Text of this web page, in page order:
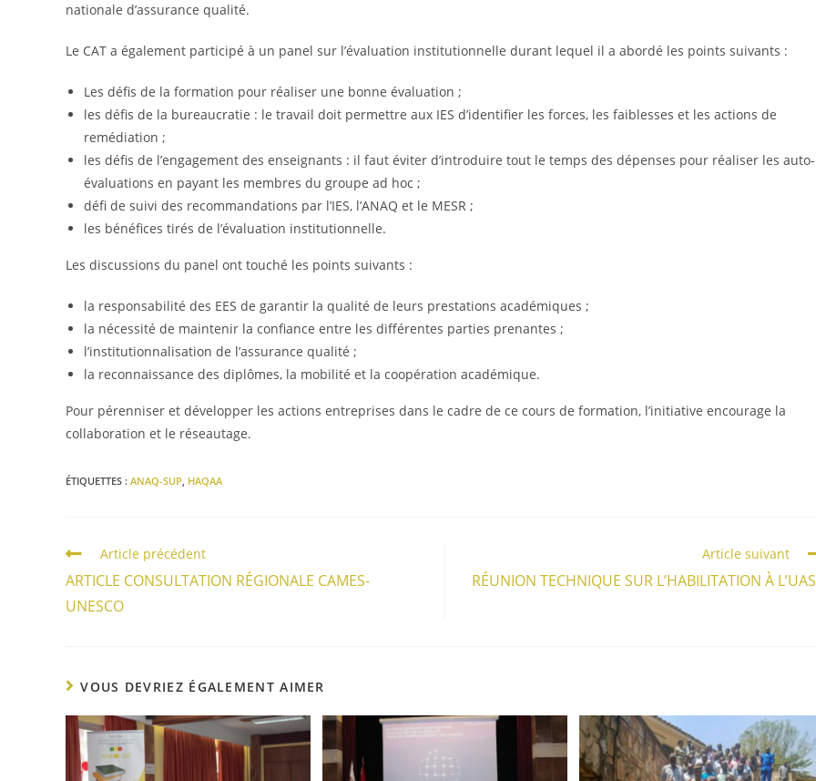
nationale d’assurance qualité.
Le CAT a également participé à un panel sur l’évaluation institutionnelle durant lequel il a abordé les points suivants :
Les défis de la formation pour réaliser une bonne évaluation ;
les défis de la bureaucratie : le travail doit permettre aux IES d’identifier les forces, les faiblesses et les actions de
remédiation ;
les défis de l’engagement des enseignants : il faut éviter d’introduire tout le temps des dépenses pour réaliser les auto-
évaluations en payant les membres du groupe ad hoc ;
défi de suivi des recommandations par l’IES, l’ANAQ et le MESR ;
les bénéfices tirés de l’évaluation institutionnelle.
Les discussions du panel ont touché les points suivants :
la responsabilité des EES de garantir la qualité de leurs prestations académiques ;
la nécessité de maintenir la confiance entre les différentes parties prenantes ;
l’institutionnalisation de l’assurance qualité ;
la reconnaissance des diplômes, la mobilité et la coopération académique.
Pour pérenniser et développer les actions entreprises dans le cadre de ce cours de formation, l’initiative encourage la
collaboration et le réseautage.
ÉTIQUETTES : ANAQ-SUP, HAQAA
Article précédent
ARTICLE CONSULTATION RÉGIONALE CAMES-
UNESCO
Article suivant
RÉUNION TECHNIQUE SUR L’HABILITATION À
VOUS DEVRIEZ ÉGALEMENT AIMER